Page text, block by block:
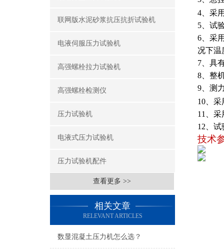
联网版水泥砂浆抗压抗折试验机
电液伺服压力试验机
高强螺栓拉力试验机
高强螺栓检测仪
压力试验机
电液式压力试验机
压力试验机配件
查看更多 >>
相关文章
RELEVANT ARTICLES
数显混凝土压力机怎么选？
4、 采
5、 试
6、 采
况下温
7 、具
8 、整
9 、测
10 、
11
、
12 、
技术